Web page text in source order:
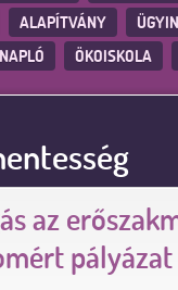
ALAPÍTVÁNY
ÖKOISKOLA
az
pályázat